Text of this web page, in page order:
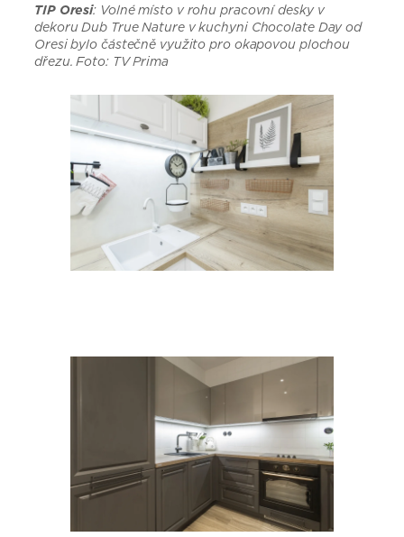
TIP Oresi: Volné místo v rohu pracovní desky v
dekoru Dub True Nature v kuchyni Chocolate Day od
Oresi bylo částečně využito pro okapovou plochou
dřezu. Foto: TV Prima